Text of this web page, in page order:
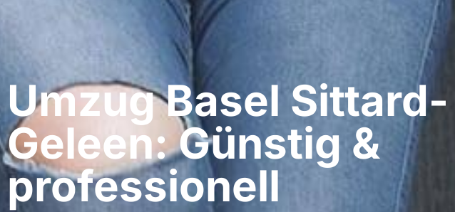
Umzug Basel​ Sittard-
Geleen: Günstig &
professionell​